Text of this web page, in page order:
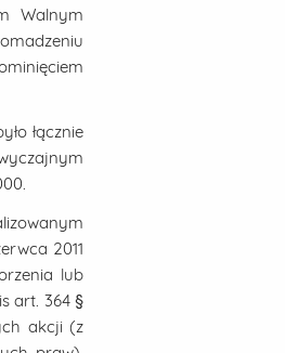
Walnym
łącznie
2011
lub
art. 364 §
akcji (z